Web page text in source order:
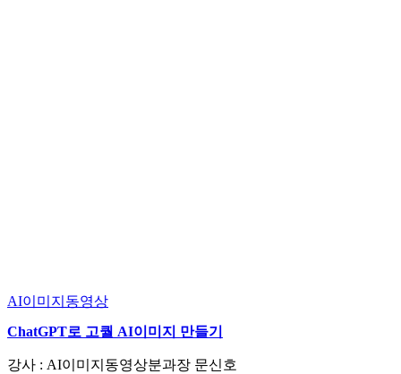
AI이미지동영상
ChatGPT로 고퀄 AI이미지 만들기
강사 : AI이미지동영상분과장 문신호